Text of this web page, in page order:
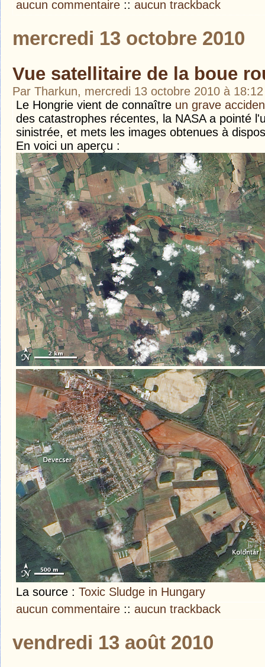
aucun commentaire :: aucun trackback
mercredi 13 octobre 2010
Vue satellitaire de la boue
Par Tharkun, mercredi 13 octobre 2010 à
Le Hongrie vient de connaître un grave
des catastrophes récentes, la NASA a pointé
sinistrée, et mets les images obtenues à
En voici un aperçu :
La source : Toxic Sludge in Hungary
aucun commentaire :: aucun trackback
vendredi 13 août 2010